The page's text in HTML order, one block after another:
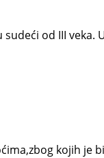
od III veka.
kojih je